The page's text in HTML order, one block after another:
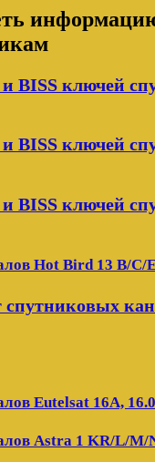
BISS ключей
BISS ключей
BISS ключей
Hot Bird 13 B/C/
Eutelsat 16A,
Astra 1 KR/L/M/